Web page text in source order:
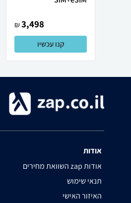
3,498
₪
קנו עכשיו
אודות
השוואת מחירים zap אודות
תנאי שימוש
האיזור האישי